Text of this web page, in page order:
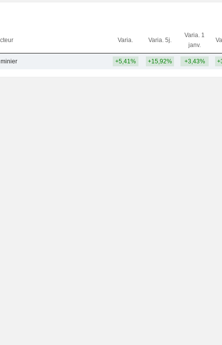
Varia. Varia. 5j.
Varia. 1
janv.
+5,41% +15,92% +3,43%